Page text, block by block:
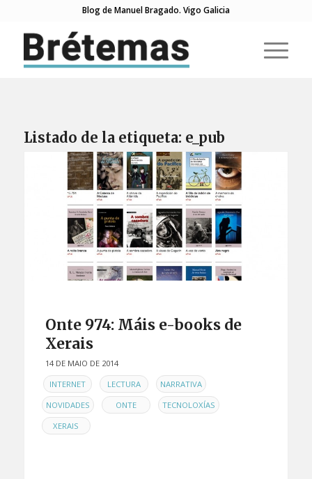
Blog de Manuel Bragado. Vigo Galicia
Listado de la etiqueta: e_pub
Onte 974: Máis e-books de
Xerais
14 DE MAIO DE 2014
EN INTERNET , LECTURA , NARRATIVA ,
NOVIDADES , ONTE , TECNOLOXÍAS ,
XERAIS